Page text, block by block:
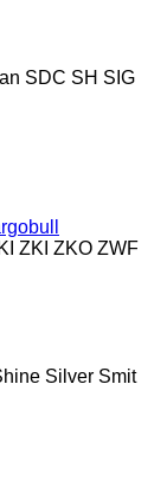
SDC SH SIG
ZKI ZKO ZWF
Silver Smit